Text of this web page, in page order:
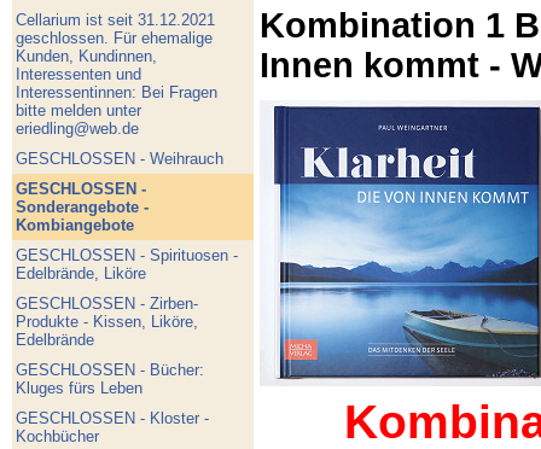
Cellarium ist seit 31.12.2021
geschlossen. Für ehemalige
Kunden, Kundinnen,
Interessenten und
Interessentinnen: Bei Fragen
bitte melden unter
eriedling@web.de
GESCHLOSSEN - Weihrauch
GESCHLOSSEN -
Sonderangebote -
Kombiangebote
GESCHLOSSEN - Spirituosen -
Edelbrände, Liköre
GESCHLOSSEN - Zirben-
Produkte - Kissen, Liköre,
Edelbrände
GESCHLOSSEN - Bücher:
Kluges fürs Leben
GESCHLOSSEN - Kloster -
Kochbücher
Kombination 1
Innen kommt -